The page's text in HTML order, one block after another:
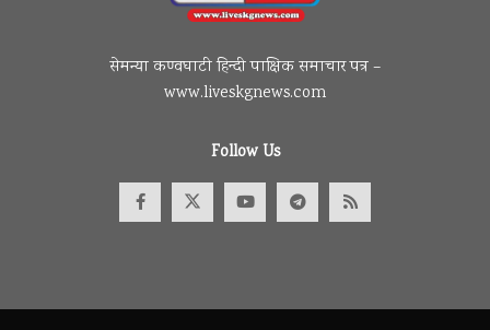
सेमन्या कण्वघाटी हिन्दी पाक्षिक समाचार पत्र –
www.liveskgnews.com
Follow Us